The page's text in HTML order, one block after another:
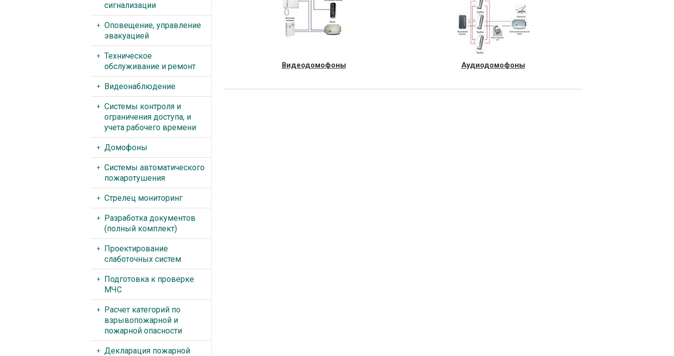
Видеодомофоны Аудиодомофоны
сигнализации
Оповещение, управление
эвакуацией
Техническое
обслуживание и ремонт
Видеонаблюдение
Системы контроля и
ограничения доступа, и
учета рабочего времени
Домофоны
Системы автоматического
пожаротушения
Стрелец мониторинг
Разработка документов
(полный комплект)
Проектирование
слаботочных систем
Подготовка к проверке
МЧС
Расчет категорий по
взрывопожарной и
пожарной опасности
Декларация пожарной